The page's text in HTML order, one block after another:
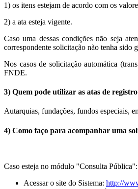
1) os itens estejam de acordo com os
2) a ata esteja vigente.
Caso uma dessas condições não seja
correspondente solicitação não tenha sido
Nos casos de solicitação automática
FNDE.
3) Quem pode utilizar as atas de
Autarquias, fundações, fundos especiais,
4) Como faço para acompanhar uma
Caso esteja no módulo "Consulta Pública":
Acessar o site do Sistema: http://